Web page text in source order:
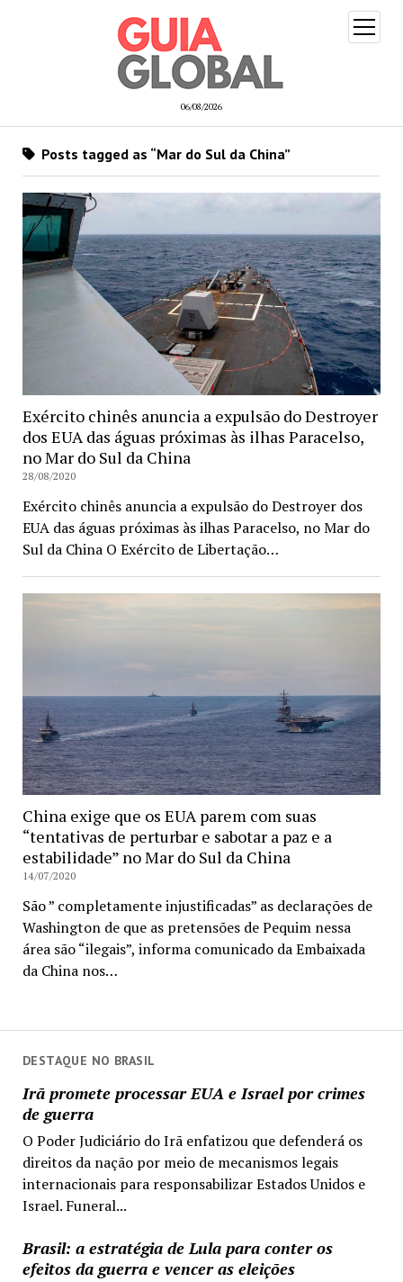
06/08/2026
open
menu
DESTAQUE NO BRASIL
Irã promete processar EUA e Israel por crimes
de guerra
O Poder Judiciário do Irã enfatizou que defenderá os
direitos da nação por meio de mecanismos legais
internacionais para responsabilizar Estados Unidos e
Israel. Funeral...
Brasil: a estratégia de Lula para conter os
efeitos da guerra e vencer as eleições
Posts tagged as “Mar do Sul da China”
Exército chinês anuncia a expulsão do Destroyer
dos EUA das águas próximas às ilhas Paracelso,
no Mar do Sul da China
28/08/2020
Exército chinês anuncia a expulsão do Destroyer dos
EUA das águas próximas às ilhas Paracelso, no Mar do
Sul da China O Exército de Libertação…
China exige que os EUA parem com suas
“tentativas de perturbar e sabotar a paz e a
estabilidade” no Mar do Sul da China
14/07/2020
São ” completamente injustificadas” as declarações de
Washington de que as pretensões de Pequim nessa
área são “ilegais”, informa comunicado da Embaixada
da China nos…